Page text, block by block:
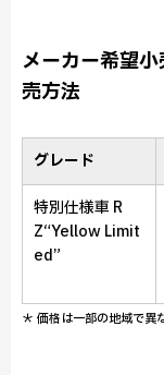
メーカー希望
売方法
グレード
特別仕様車 R
Z“Yellow Limit
ed”
＊ 価格は一部の地域で異